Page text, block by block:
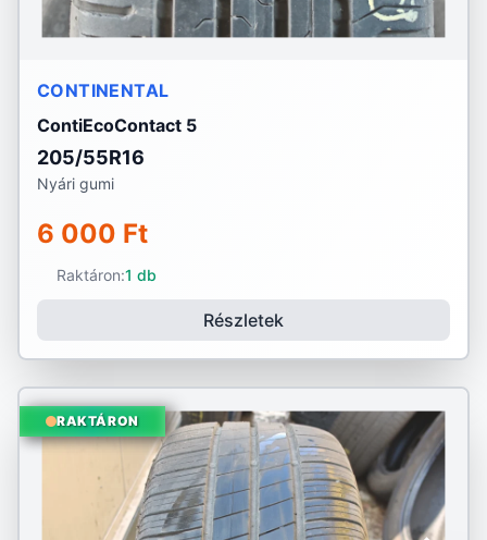
CONTINENTAL
ContiEcoContact 5
205/55R16
Nyári gumi
6 000 Ft
Raktáron:1 db
Részletek
RAKTÁRON